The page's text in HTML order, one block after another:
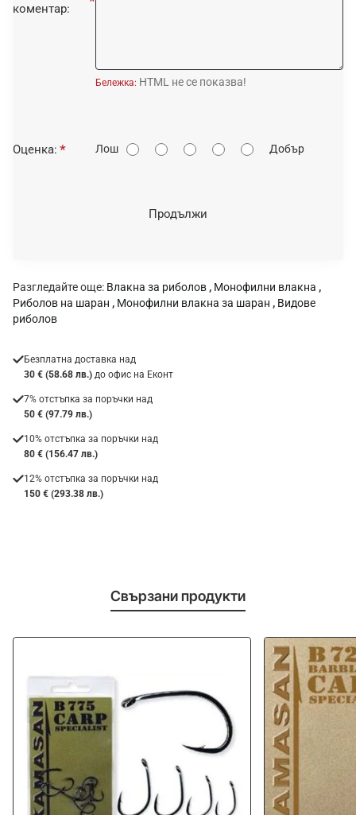
коментар:
Бележка: HTML не се показва!
О
Оценка: Лош Добър
Продължи
Разгледайте още: Влакна за риболов , Монофилни влакна ,
Риболов на шаран , Монофилни влакна за шаран , Видове
риболов
Безплатна доставка над
30 € (58.68 лв.) до офис на Еконт
7% отстъпка за поръчки над
50 € (97.79 лв.)
10% отстъпка за поръчки над
80 € (156.47 лв.)
12% отстъпка за поръчки над
150 € (293.38 лв.)
Свързани продукти